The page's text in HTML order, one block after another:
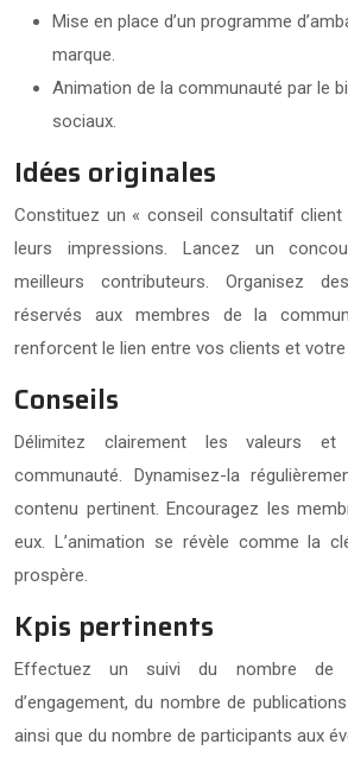
Mise en place d’un programme
marque.
Animation de la communauté par le
sociaux.
Idées originales
Constituez un « conseil consultatif client
leurs impressions. Lancez un
meilleurs contributeurs. Organisez
réservés aux membres de la
renforcent le lien entre vos clients et votre
Conseils
Délimitez clairement les valeurs
communauté. Dynamisez-la
contenu pertinent. Encouragez les
eux. L’animation se révèle comme la
prospère.
Kpis pertinents
Effectuez un suivi du nombre de
d’engagement, du nombre de
ainsi que du nombre de participants aux